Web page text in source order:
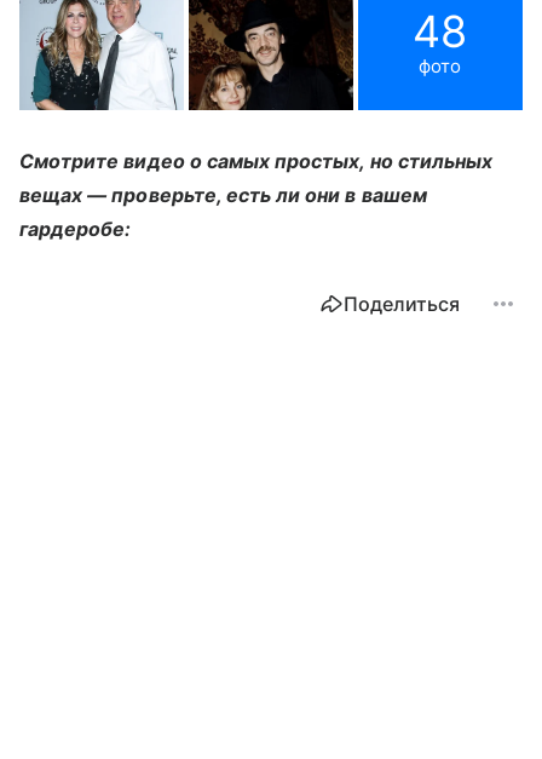
48
фото
Смотрите видео о самых простых, но стильных
вещах — проверьте, есть ли они в вашем
гардеробе:
Поделиться